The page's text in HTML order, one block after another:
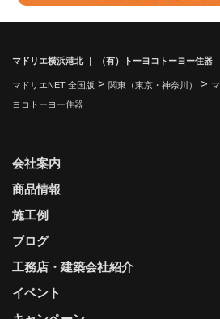
マドリエ横浜港北 ｜ （有）トーヨコトーヨー住器
マドリエNET 全国版 > 関東（東京・神奈川） >
ヨコトーヨー住器
会社案内
商品情報
施工例
ブログ
工務店・建築会社紹介
イベント